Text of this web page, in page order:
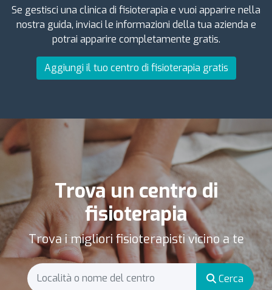
Se gestisci una clinica di fisioterapia e vuoi apparire nella
nostra guida, inviaci le informazioni della tua azienda e
potrai apparire completamente gratis.
Aggiungi il tuo centro di fisioterapia gratis
Trova un centro di
fisioterapia
Trova i migliori fisioterapisti vicino a te
Cerca